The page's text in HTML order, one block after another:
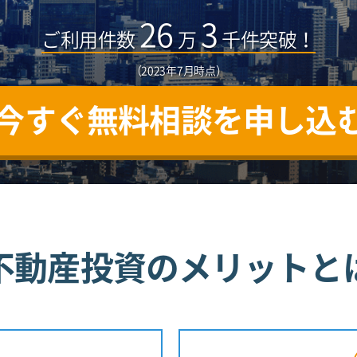
ご利用件数 26 万 3 千件突破！
（2023年7月時点）
すぐ無料相談を申し込
動産投資のメリットと